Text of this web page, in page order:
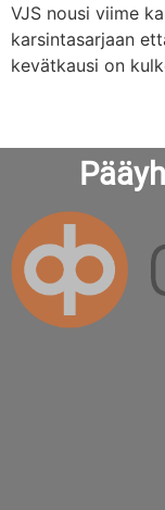
VJS nousi viime
karsintasarjaan
kevätkausi on